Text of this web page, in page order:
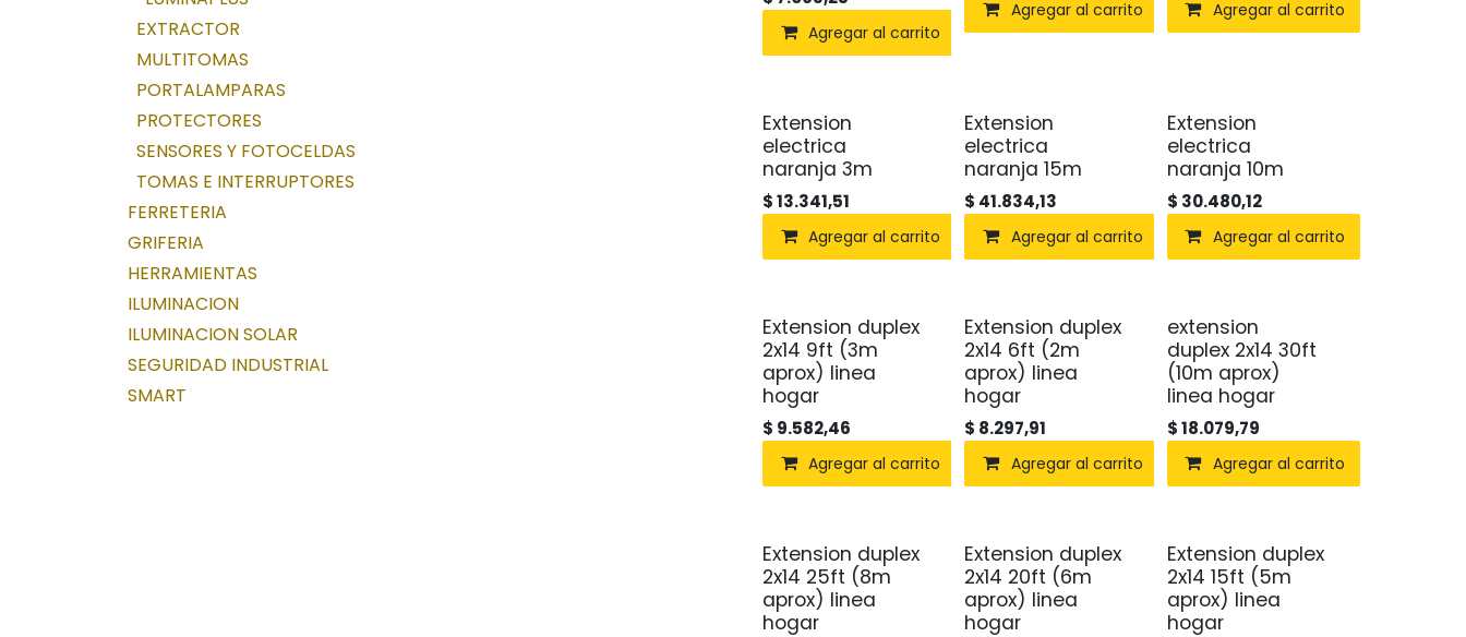
EXTRACTOR
MULTITOMAS
PORTALAMPARAS
PROTECTORES
SENSORES Y FOTOCELDAS
TOMAS E INTERRUPTORES
FERRETERIA
GRIFERIA
HERRAMIENTAS
ILUMINACION
ILUMINACION SOLAR
SEGURIDAD INDUSTRIAL
SMART
Agregar al carrito
Agregar al carrito Agregar al carrito
Extension
electrica
naranja 3m
$13.341,51
Agregar al carrito
Extension
electrica
naranja 15m
$ 41.834,13
Agregar al carrito
Extension
electrica
naranja 10m
$ 30.480,12
Agregar al carrito
Extension duplex
2x14 9ft (3m
aprox) linea
hogar
$ 9.582,46
Agregar al carrito
Extension duplex
2x14 6ft (2m
aprox) linea
hogar
$ 8.297,91
Agregar al carrito
extension
duplex 2x14 30ft
(10m aprox)
linea hogar
$18.079,79
Agregar al carrito
Extension duplex
2x14 25ft (8m
aprox) linea
hogar
Extension duplex
2x14 20ft (6m
aprox) linea
hogar
Extension duplex
2x14 15ft (5m
aprox) linea
hogar